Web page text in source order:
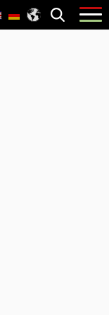
Öppna
menyn